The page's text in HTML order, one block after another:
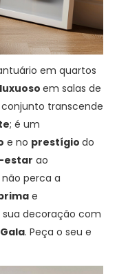
em quartos
luxuoso em salas de
transcende
; é um
e no prestígio do
estar ao
não perca a
e
decoração com
. Peça o seu e